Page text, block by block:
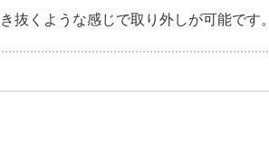
抜くような感じで取り外しが可能です。